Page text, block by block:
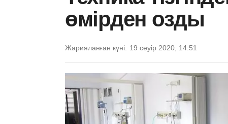
өмірден озды
Жарияланған күні: 19 сәуір 2020, 14:51